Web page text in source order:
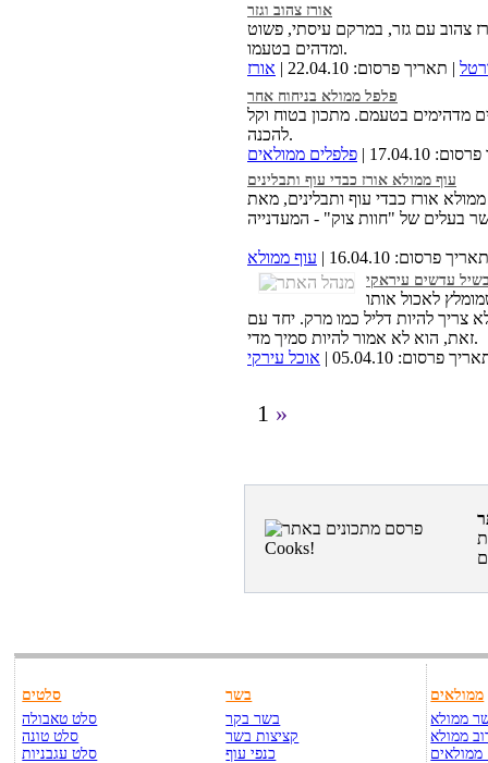
אורז צהוב וגזר
צהוב עם גזר, במרקם עיסתי, פשוט
ומדהים בטעמו.
| תאריך פרסום: 22.04.10 | אורז
פלפל ממולא בניחוח אחר
מדהימים בטעמם. מתכון בטוח וקל
להכנה.
17.04.10 |
פלפלים ממולאים
עוף ממולא אורז כבדי עוף ותבלינים
אורז כבדי עוף ותבלינים, מאת
פרסום: 16.04.10 | עוף ממולא
עדשים עיראקי
לאכול אותו
צריך להיות דליל כמו מרק. יחד עם
זאת, הוא לא אמור להיות סמיך מדי.
פרסום: 05.04.10 |
אוכל עירקי
1 »
סלטים
סלט טאבולה
סלט טונה
סלט עגבניות
בשר
בשר בקר
קציצות בשר
כנפי עוף
ממולאים
ממולא
ממולא
ממולאים